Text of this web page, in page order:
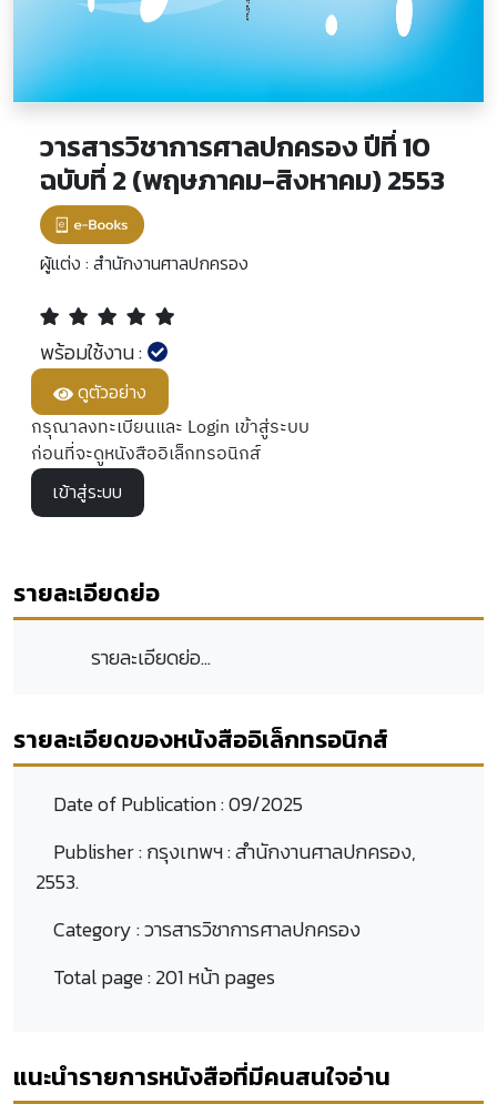
วารสารวิชาการศาลปกครอง ปีที่ 10
ฉบับที่ 2 (พฤษภาคม-สิงหาคม) 2553
ผู้แต่ง : สำนักงานศาลปกครอง
พร้อมใช้งาน :
ดูตัวอย่าง
กรุณาลงทะเบียนและ Login เข้าสู่ระบบ
ก่อนที่จะดูหนังสืออิเล็กทรอนิกส์
เข้าสู่ระบบ
รายละเอียดย่อ
รายละเอียดย่อ...
รายละเอียดของหนังสืออิเล็กทรอนิกส์
Date of Publication :09/2025
Publisher :กรุงเทพฯ : สำนักงานศาลปกครอง,
2553.
Category :วารสารวิชาการศาลปกครอง
Total page :201 หน้า pages
แนะนำรายการหนังสือที่มีคนสนใจอ่าน